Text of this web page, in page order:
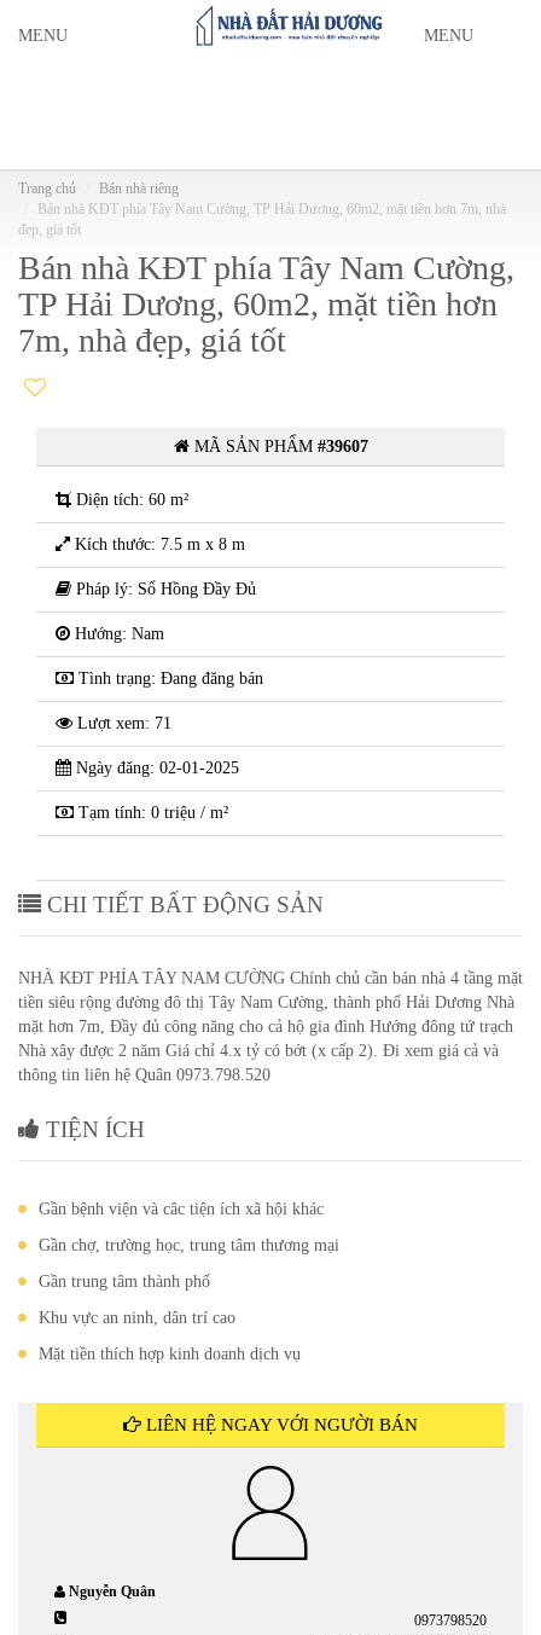
MENU MENU
Trang chủ
Bán nhà riêng
Bán nhà KĐT phía Tây Nam Cường, TP Hải Dương, 60m2, mặt tiền hơn 7m, nhà
đẹp, giá tốt
Bán nhà KĐT phía Tây Nam Cường,
TP Hải Dương, 60m2, mặt tiền hơn
7m, nhà đẹp, giá tốt
MÃ SẢN PHẨM #39607
Diện tích: 60 m²
Kích thước: 7.5 m x 8 m
Pháp lý: Sổ Hồng Đầy Đủ
Hướng: Nam
Tình trạng: Đang đăng bán
Lượt xem: 71
Ngày đăng: 02-01-2025
Tạm tính: 0 triệu / m²
CHI TIẾT BẤT ĐỘNG SẢN
NHÀ KĐT PHÍA TÂY NAM CƯỜNG Chính chủ cần bán nhà 4 tầng mặt
tiền siêu rộng đường đô thị Tây Nam Cường, thành phố Hải Dương Nhà
mặt hơn 7m, Đầy đủ công năng cho cả hộ gia đình Hướng đông tứ trạch
Nhà xây được 2 năm Giá chỉ 4.x tỷ có bớt (x cấp 2). Đi xem giá cả và
thông tin liên hệ Quân 0973.798.520
TIỆN ÍCH
Gần bệnh viện và câc tiện ích xã hội khác
Gần chợ, trường học, trung tâm thương mại
Gần trung tâm thành phố
Khu vực an ninh, dân trí cao
Mặt tiền thích hợp kinh doanh dịch vụ
LIÊN HỆ NGAY VỚI NGƯỜI BÁN
Nguyễn Quân
0973798520